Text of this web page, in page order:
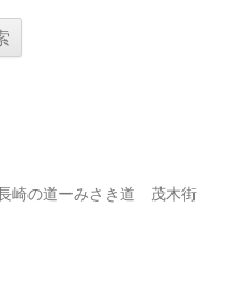
崎の道ーみさき道 茂木街